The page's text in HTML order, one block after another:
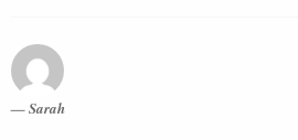
Sarah